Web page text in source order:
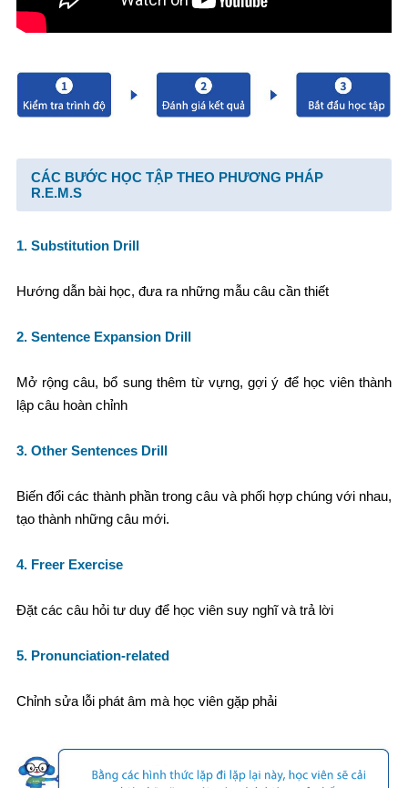
CÁC BƯỚC HỌC TẬP THEO PHƯƠNG PHÁP
R.E.M.S
1. Substitution Drill
Hướng dẫn bài học, đưa ra những mẫu câu cần thiết
2. Sentence Expansion Drill
Mở rộng câu, bổ sung thêm từ vựng, gợi ý để học viên thành
lập câu hoàn chỉnh
3. Other Sentences Drill
Biến đổi các thành phần trong câu và phối hợp chúng với nhau,
tạo thành những câu mới.
4. Freer Exercise
Đặt các câu hỏi tư duy để học viên suy nghĩ và trả lời
5. Pronunciation-related
Chỉnh sửa lỗi phát âm mà học viên gặp phải